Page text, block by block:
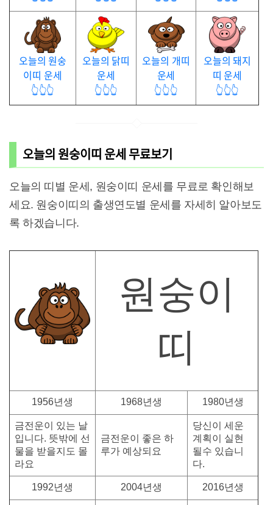
오늘의 원숭
이띠 운세
👆👆👆
오늘의 닭띠
운세
👆👆👆
오늘의 개띠
운세
👆👆👆
오늘의 돼지
띠 운세
👆👆👆
오늘의 원숭이띠 운세 무료보기
오늘의 띠별 운세, 원숭이띠 운세를 무료로 확인해보
세요. 원숭이띠의 출생연도별 운세를 자세히 알아보도
록 하겠습니다.
원숭이
띠
1956년생 1968년생 1980년생
금전운이 있는 날
입니다. 뜻밖에 선
물을 받을지도 몰
라요
금전운이 좋은 하
루가 예상되요
당신이 세운
계획이 실현
될수 있습니
다.
1992년생 2004년생 2016년생